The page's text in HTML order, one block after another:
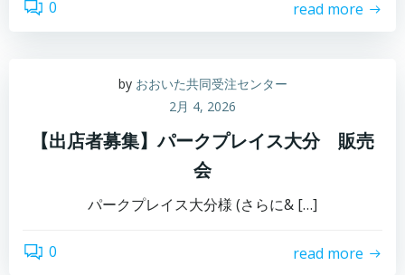
0 read more
by おおいた共同受注センター
2月 4, 2026
【出店者募集】パークプレイス大分 販売
会
パークプレイス大分様 (さらに& […]
0 read more